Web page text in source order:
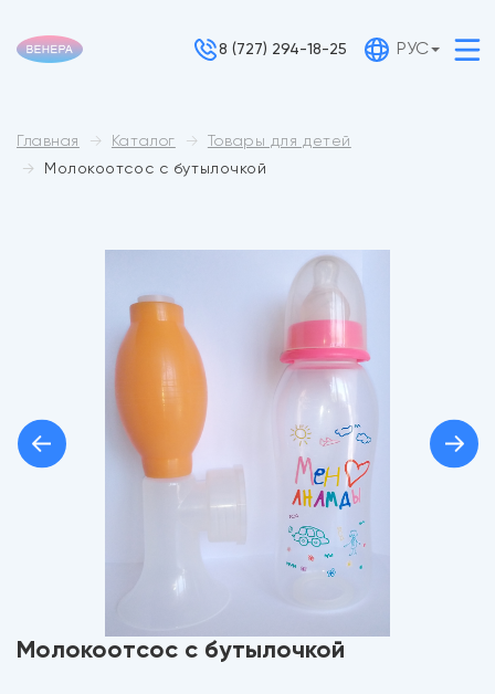
8 (727) 294-18-25 РУС
Главная Каталог
Товары для детей
Молокоотсос с бутылочкой
Молокоотсос с бутылочкой